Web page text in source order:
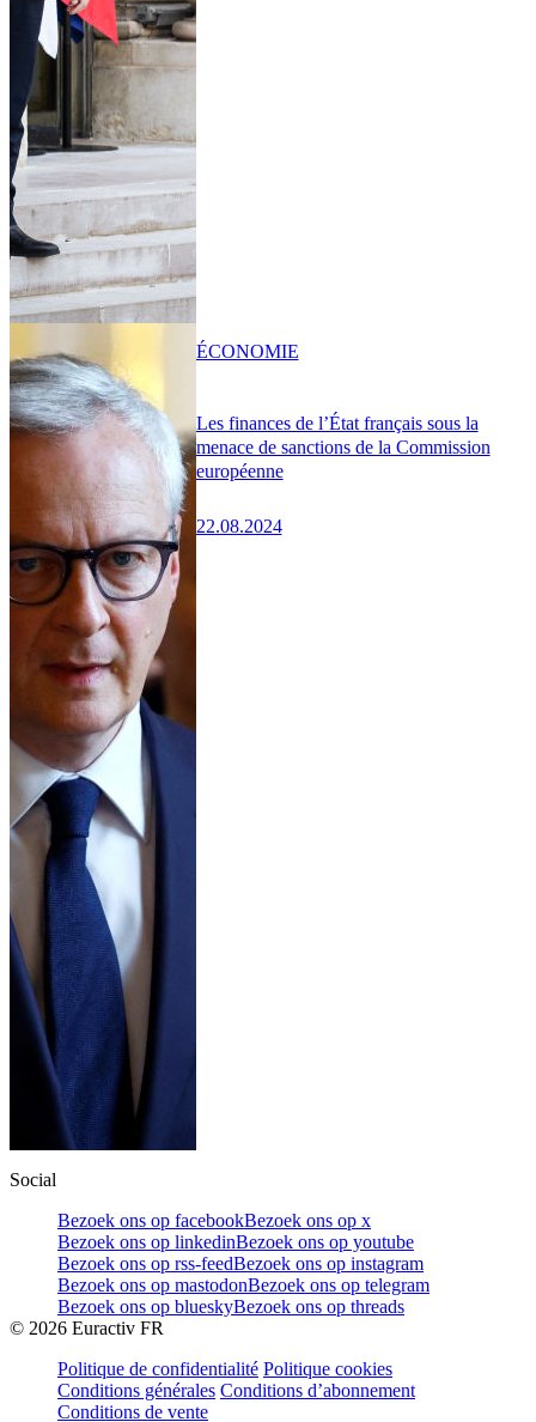
Les finances de l’État français sous la
menace de sanctions de la Commission
européenne
22.08.2024
ÉCONOMIE
Social
Bezoek ons op facebookBezoek ons op x
Bezoek ons op linkedinBezoek ons op youtube
Bezoek ons op rss-feedBezoek ons op instagram
Bezoek ons op mastodonBezoek ons op telegram
Bezoek ons op blueskyBezoek ons op threads
© 2026 Euractiv FR
Politique de confidentialité Politique cookies
Conditions générales Conditions d’abonnement
Conditions de vente